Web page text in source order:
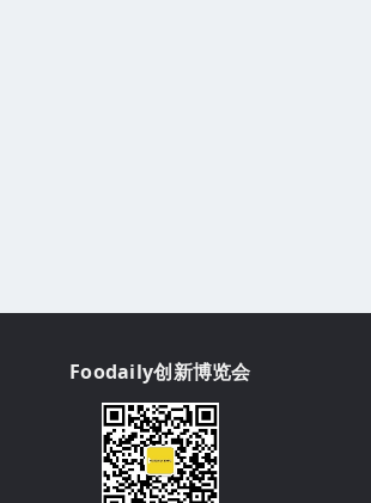
Foodaily创新博览会